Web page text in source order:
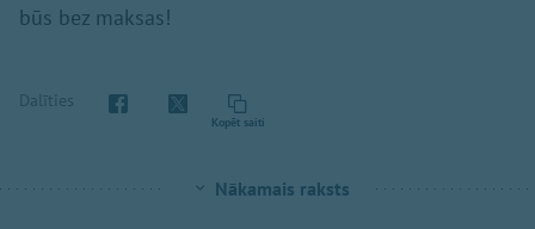
būs bez maksas!
Dalīties
Kopēt saiti
Nākamais raksts